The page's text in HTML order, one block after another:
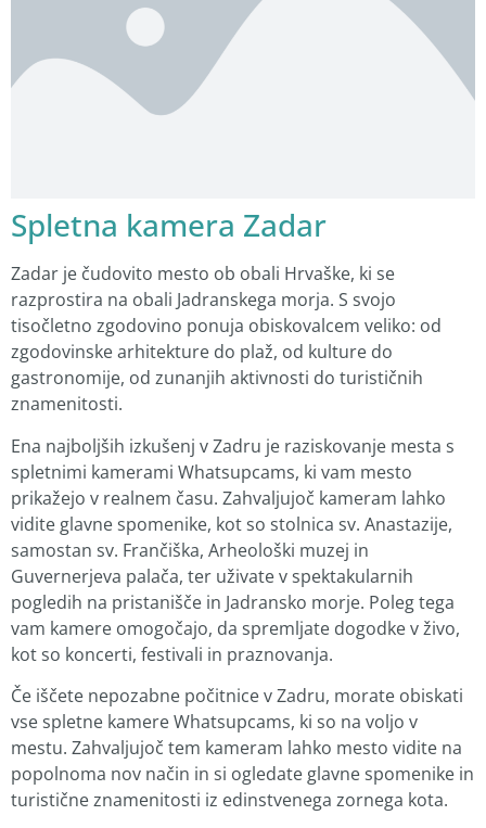
Spletna kamera Zadar
Zadar je čudovito mesto ob obali Hrvaške, ki se
razprostira na obali Jadranskega morja. S svojo
tisočletno zgodovino ponuja obiskovalcem veliko: od
zgodovinske arhitekture do plaž, od kulture do
gastronomije, od zunanjih aktivnosti do turističnih
znamenitosti.
Ena najboljših izkušenj v Zadru je raziskovanje mesta s
spletnimi kamerami Whatsupcams, ki vam mesto
prikažejo v realnem času. Zahvaljujoč kameram lahko
vidite glavne spomenike, kot so stolnica sv. Anastazije,
samostan sv. Frančiška, Arheološki muzej in
Guvernerjeva palača, ter uživate v spektakularnih
pogledih na pristanišče in Jadransko morje. Poleg tega
vam kamere omogočajo, da spremljate dogodke v živo,
kot so koncerti, festivali in praznovanja.
Če iščete nepozabne počitnice v Zadru, morate obiskati
vse spletne kamere Whatsupcams, ki so na voljo v
mestu. Zahvaljujoč tem kameram lahko mesto vidite na
popolnoma nov način in si ogledate glavne spomenike in
turistične znamenitosti iz edinstvenega zornega kota.